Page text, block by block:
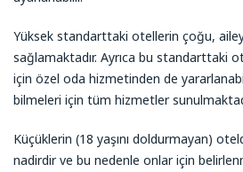
Yüksek standarttaki otellerin çoğu,
sağlamaktadır. Ayrıca bu standarttaki
için özel oda hizmetinden de
bilmeleri için tüm hizmetler
Küçüklerin (18 yaşını doldurmayan)
nadirdir ve bu nedenle onlar için